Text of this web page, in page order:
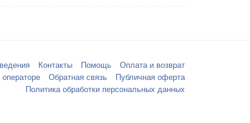
Контакты Помощь
Оплата и возврат
Обратная связь
Публичная оферта
Политика обработки персональных данных